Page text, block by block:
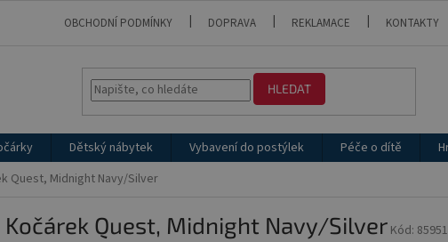
OBCHODNÍ PODMÍNKY DOPRAVA REKLAMACE KONTAKTY
HLEDAT
Dětský nábytek Vybavení do postýlek Péče o dítě
Quest, Midnight Navy/Silver
Kočárek Quest, Midnight Navy/Silver Kód: